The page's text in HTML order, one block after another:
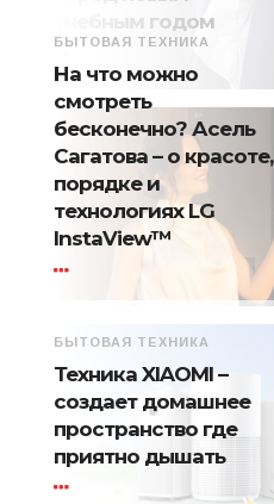
учебным годом
БЫТОВАЯ ТЕХНИКА
На что можно
смотреть
бесконечно? Асель
Сагатова – о красоте,
порядке и
технологиях LG
InstaView™
БЫТОВАЯ ТЕХНИКА
Техника XIAOMI –
создает домашнее
пространство где
приятно дышать